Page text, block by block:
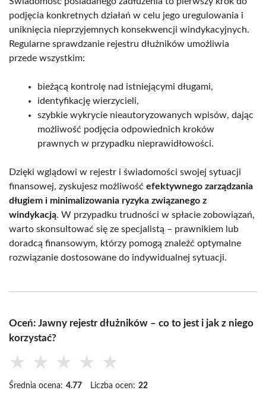
podjęcia konkretnych działań w celu jego uregulowania i
uniknięcia nieprzyjemnych konsekwencji windykacyjnych.
Regularne sprawdzanie rejestru dłużników umożliwia
przede wszystkim:
bieżącą kontrolę nad istniejącymi długami,
identyfikację wierzycieli,
szybkie wykrycie nieautoryzowanych wpisów, dając
możliwość podjęcia odpowiednich kroków
prawnych w przypadku nieprawidłowości.
Dzięki wglądowi w rejestr i świadomości swojej sytuacji
finansowej, zyskujesz możliwość efektywnego zarządzania
długiem i minimalizowania ryzyka związanego z
windykacją. W przypadku trudności w spłacie zobowiązań,
warto skonsultować się ze specjalistą – prawnikiem lub
doradcą finansowym, którzy pomogą znaleźć optymalne
rozwiązanie dostosowane do indywidualnej sytuacji.
Oceń: Jawny rejestr dłużników – co to jest i jak z niego
korzystać?
★ ★ ★ ★ ★
Średnia ocena: 4.77 Liczba ocen: 22